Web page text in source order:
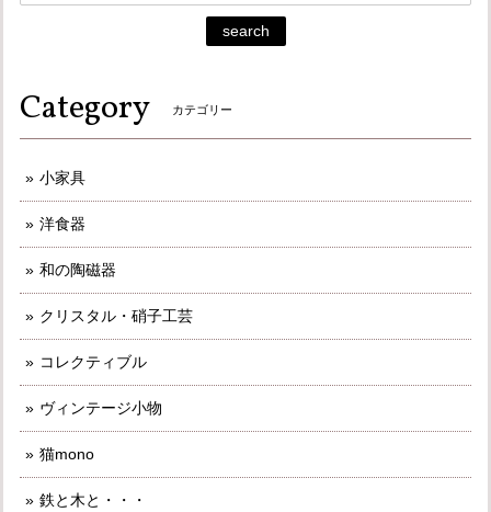
search
Category カテゴリー
小家具
洋食器
和の陶磁器
クリスタル・硝子工芸
コレクティブル
ヴィンテージ小物
猫mono
鉄と木と・・・